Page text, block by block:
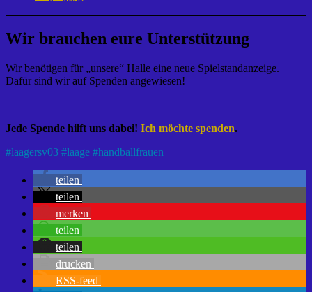
Wir brauchen eure Unterstützung
Wir benötigen für „unsere“ Halle eine neue Spielstandanzeige.
Dafür sind wir auf Spenden angewiesen!
Jede Spende hilft uns dabei! Ich möchte spenden.
#laagersv03 #laage #handballfrauen
teilen
teilen
merken
teilen
teilen
drucken
RSS-feed